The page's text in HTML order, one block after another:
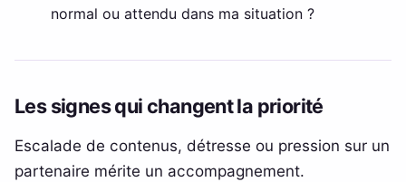
normal ou attendu dans ma situation ?
Les signes qui changent la priorité
Escalade de contenus, détresse ou pression sur un
partenaire mérite un accompagnement.